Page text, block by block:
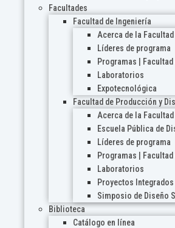
Facultades
Facultad de Ingeniería
Acerca de la Facultad
Líderes de programa
Programas |
Laboratorios
Expotecnológica
Facultad de Producción y
Acerca de la Facultad
Escuela Pública de
Líderes de programa
Programas |
Laboratorios
Proyectos
Simposio de Diseño
Biblioteca
Catálogo en línea